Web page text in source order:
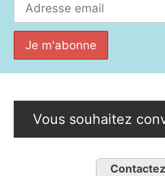
Vous souhaitez